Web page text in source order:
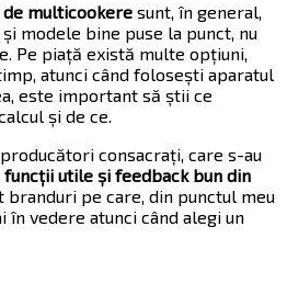
multicookere sunt, în general,
modele bine puse la punct, nu
Pe piață există multe opțiuni,
atunci când folosești aparatul
este important să știi ce
și de ce.
consacrați, care s-au
utile și feedback bun din
branduri pe care, din punctul meu
în vedere atunci când alegi un